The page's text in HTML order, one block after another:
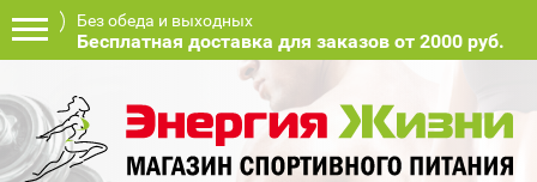
Без обеда и выходных
Бесплатная доставка для заказов от 2000 руб.